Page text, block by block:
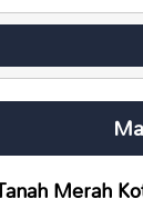
Merah